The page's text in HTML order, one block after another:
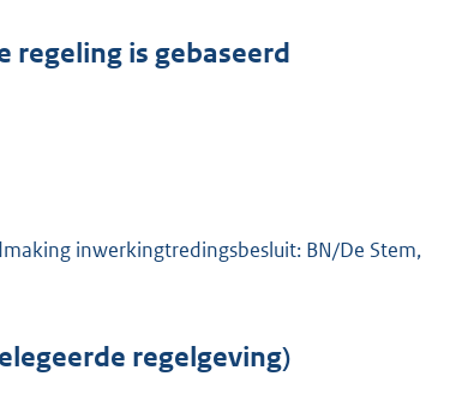
regeling is gebaseerd
inwerkingtredingsbesluit: BN/De Stem,
regelgeving)